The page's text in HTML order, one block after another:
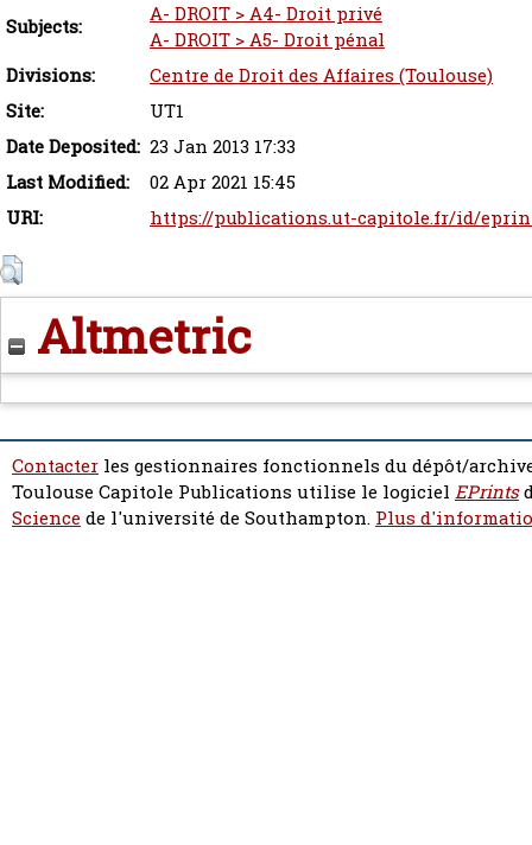
Subjects:
A- DROIT > A4- Droit privé
A- DROIT > A5- Droit pénal
Divisions:
Centre de Droit des Affaires (Toulouse)
Site:
UT1
Date Deposited: 23 Jan 2013 17:33
Last Modified:
02 Apr 2021 15:45
URI:
https://publications.ut-capitole.fr/id/
Altmetric
Contacter les gestionnaires fonctionnels du dépôt/
Toulouse Capitole Publications utilise le logiciel EPrints
Sciencede l'université de Southampton. Plus